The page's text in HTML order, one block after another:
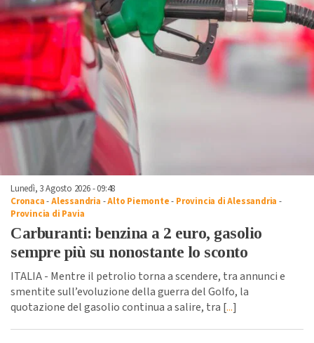
Lunedì, 3 Agosto 2026 - 09:48
Cronaca-Alessandria -Alto Piemonte- Provincia di Alessandria -
Provincia di Pavia
Carburanti: benzina a 2 euro, gasolio
sempre più su nonostante lo sconto
ITALIA - Mentre il petrolio torna a scendere, tra annunci e
smentite sull’evoluzione della guerra del Golfo, la
quotazione del gasolio continua a salire, tra [...]